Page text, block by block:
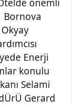
önemli
Bornova
Enerji
konulu
Selami
Gerard